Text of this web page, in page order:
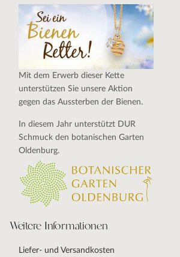
Mit dem Erwerb dieser Kette
unterstützen Sie unsere Aktion
gegen das Aussterben der Bienen.
In diesem Jahr unterstützt DUR
Schmuck den botanischen Garten
Oldenburg.
Weitere Informationen
Liefer- und Versandkosten